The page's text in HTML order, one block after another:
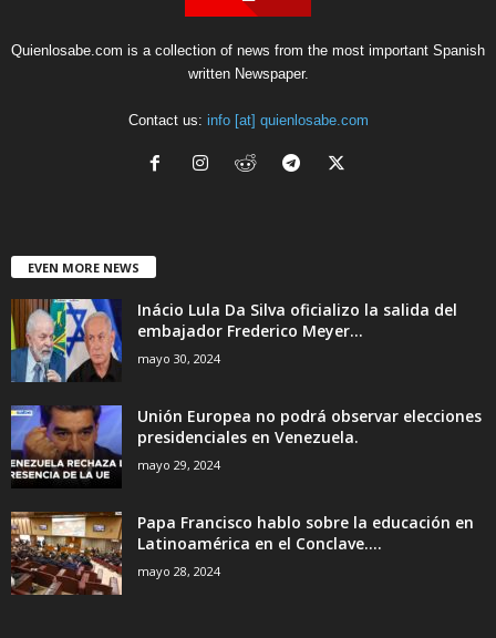
Quienlosabe.com is a collection of news from the most important Spanish
written Newspaper.
Contact us: info [at] quienlosabe.com
EVEN MORE NEWS
Inácio Lula Da Silva oficializo la salida del
embajador Frederico Meyer...
mayo 30, 2024
Unión Europea no podrá observar elecciones
presidenciales en Venezuela.
mayo 29, 2024
Papa Francisco hablo sobre la educación en
Latinoamérica en el Conclave....
mayo 28, 2024